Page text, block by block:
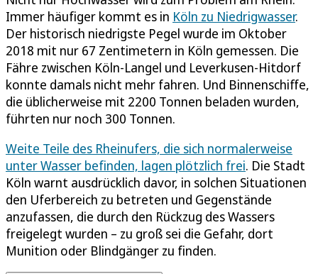
Immer häufiger kommt es in Köln zu Niedrigwasser.
Der historisch niedrigste Pegel wurde im Oktober
2018 mit nur 67 Zentimetern in Köln gemessen. Die
Fähre zwischen Köln-Langel und Leverkusen-Hitdorf
konnte damals nicht mehr fahren. Und Binnenschiffe,
die üblicherweise mit 2200 Tonnen beladen wurden,
führten nur noch 300 Tonnen.
Weite Teile des Rheinufers, die sich normalerweise
unter Wasser befinden, lagen plötzlich frei. Die Stadt
Köln warnt ausdrücklich davor, in solchen Situationen
den Uferbereich zu betreten und Gegenstände
anzufassen, die durch den Rückzug des Wassers
freigelegt wurden – zu groß sei die Gefahr, dort
Munition oder Blindgänger zu finden.